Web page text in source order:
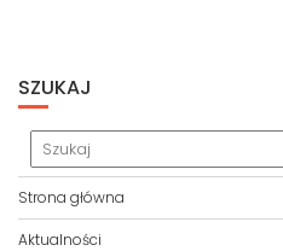
SZUKAJ
Strona główna
Aktualności